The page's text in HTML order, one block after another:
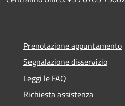
Prenotazione appuntamento
Segnalazione disservizio
Leggi le FAQ
Richiesta assistenza